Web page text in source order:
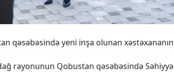
qəsəbəsində yeni inşa olunan xəstəxananın
rayonunun Qobustan qəsəbəsində Səhiyyə